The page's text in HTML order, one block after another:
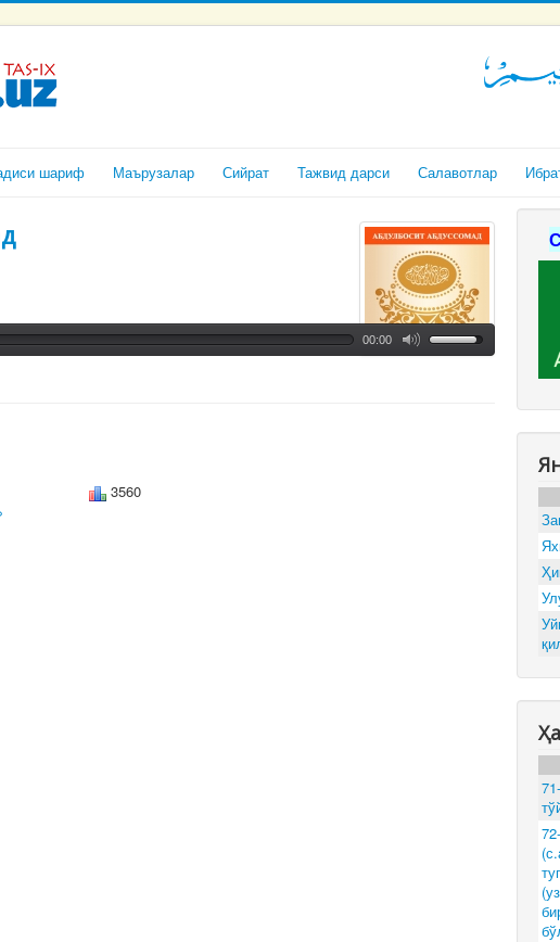
шариф Маърузалар Сийрат Тажвид дарси Салавотлар
00:00
3560